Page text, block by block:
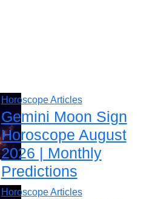
Horoscope Articles
Gemini Moon Sign
Horoscope August
2026 | Monthly
Predictions
Horoscope Articles